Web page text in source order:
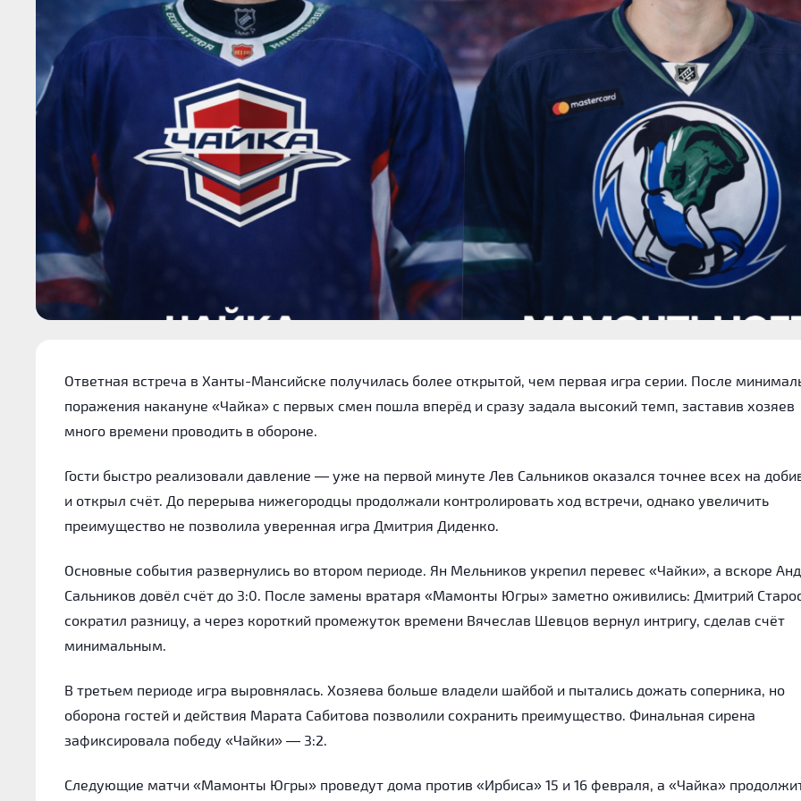
Ответная встреча в Ханты-Мансийске получилась более открытой, чем первая игра серии. После
поражения накануне «Чайка» с первых смен пошла вперёд и сразу задала высокий темп, заставив хозяев
много времени проводить в обороне.
Гости быстро реализовали давление — уже на первой минуте Лев Сальников оказался точнее всех на
и открыл счёт. До перерыва нижегородцы продолжали контролировать ход встречи, однако увеличить
преимущество не позволила уверенная игра Дмитрия Диденко.
Основные события развернулись во втором периоде. Ян Мельников укрепил перевес «Чайки», а вскоре
Сальников довёл счёт до 3:0. После замены вратаря «Мамонты Югры» заметно оживились: Дмитрий
сократил разницу, а через короткий промежуток времени Вячеслав Шевцов вернул интригу, сделав счёт
минимальным.
В третьем периоде игра выровнялась. Хозяева больше владели шайбой и пытались дожать соперника, но
оборона гостей и действия Марата Сабитова позволили сохранить преимущество. Финальная сирена
зафиксировала победу «Чайки» — 3:2.
Следующие матчи «Мамонты Югры» проведут дома против «Ирбиса» 15 и 16 февраля, а «Чайка»